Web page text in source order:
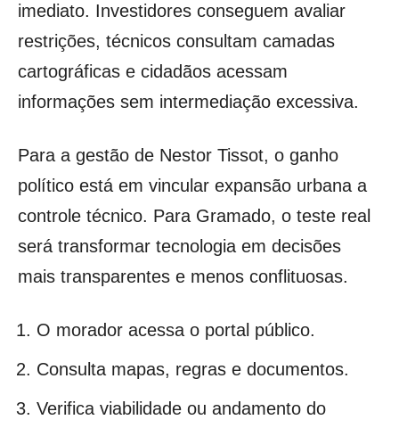
imediato. Investidores conseguem avaliar
restrições, técnicos consultam camadas
cartográficas e cidadãos acessam
informações sem intermediação excessiva.
Para a gestão de Nestor Tissot, o ganho
político está em vincular expansão urbana a
controle técnico. Para Gramado, o teste real
será transformar tecnologia em decisões
mais transparentes e menos conflituosas.
O morador acessa o portal público.
Consulta mapas, regras e documentos.
Verifica viabilidade ou andamento do